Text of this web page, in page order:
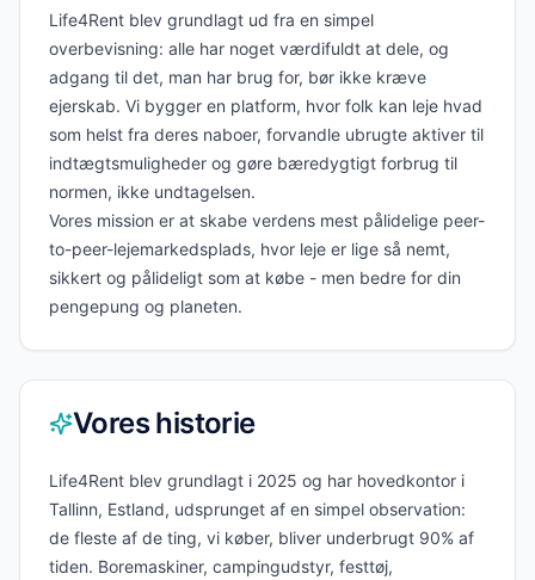
Life4Rent blev grundlagt ud fra en simpel
overbevisning: alle har noget værdifuldt at dele, og
adgang til det, man har brug for, bør ikke kræve
ejerskab. Vi bygger en platform, hvor folk kan leje hvad
som helst fra deres naboer, forvandle ubrugte aktiver til
indtægtsmuligheder og gøre bæredygtigt forbrug til
normen, ikke undtagelsen.
Vores mission er at skabe verdens mest pålidelige peer-
to-peer-lejemarkedsplads, hvor leje er lige så nemt,
sikkert og pålideligt som at købe - men bedre for din
pengepung og planeten.
Vores historie
Life4Rent blev grundlagt i 2025 og har hovedkontor i
Tallinn, Estland, udsprunget af en simpel observation:
de fleste af de ting, vi køber, bliver underbrugt 90% af
tiden. Boremaskiner, campingudstyr, festtøj,